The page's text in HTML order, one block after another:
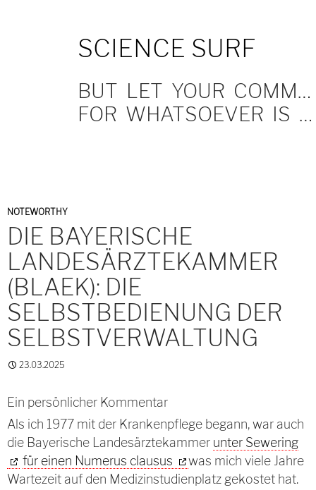
SCIENCE SURF
BUT LET YOUR COMMUNICATION BE YEA, YEA; NAY, NAY.
FOR WHATSOEVER IS MORE THAN THESE COMETH OF EVIL.
NOTEWORTHY
DIE BAYERISCHE
LANDESÄRZTEKAMMER
(BLAEK): DIE
SELBSTBEDIENUNG DER
SELBSTVERWALTUNG
23.03.2025
Ein persönlicher Kommentar
Als ich 1977 mit der Krankenpflege begann, war auch
die Bayerische Landesärztekammer unter Sewering
für einen Numerus clausus
was mich viele Jahre
Wartezeit auf den Medizinstudienplatz gekostet hat.